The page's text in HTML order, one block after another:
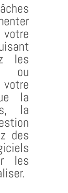
les
ou
la
la
des
les